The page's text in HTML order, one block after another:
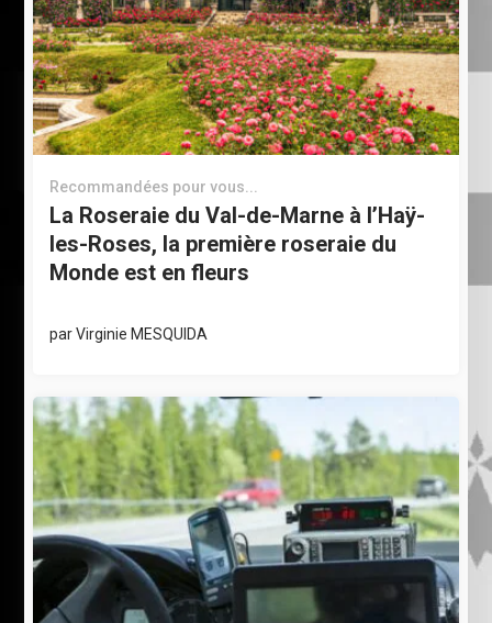
Recommandées pour vous...
La Roseraie du Val-de-Marne à l’Haÿ-
les-Roses, la première roseraie du
Monde est en fleurs
parVirginie MESQUIDA